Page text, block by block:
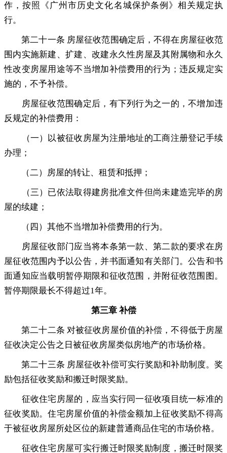
作 ，按照《广州市历史文化名城保护条例》相关规定执
行。
第二十一条 房屋征收范围确定后 ，不得在房屋征收范
围内实施新建、扩建、改建永久性房屋及其附属物和永久
性改变房屋用途等不当增加补偿费用的行为；违反规定实
施的 ， 不予补偿。
房屋征收范围确定后 ， 有下列行为之一的，不增加违
反规定的补偿费用：
（一）以被征收房屋为注册地址的工商注册登记手续
办理 ；
（二）房屋的转让、租赁和抵押 ；
（三）已依法取得建房批准文件但尚未建造完毕的房
屋的续建 ；
（四）其他不当增加补偿费用的行为。
房屋征收部门应当将本条第一款、第二款的要求在房
屋征收范围内予以公告， 并书面通知有关部门。公告和书
面通知应当载明暂停期限和征收范围 ， 并附征收范围图。
暂停期限最长不得超过1年。
第三章 补偿
第二十二条 对被征收房屋价值的补偿 ，不得低于房屋
征收决定公告之日被征收房屋类似房地产的市场价格。
第二十三条 房屋征收补偿可实行奖励和补助制度。奖
励包括征收奖励和搬迁时限奖励。
征收住宅房屋的 ， 应当实行同一征收项目统一标准的
征收奖励。住宅房屋价值的补偿金额加上征收奖励不得高
于被征收房屋所处区位的新建普通商品住宅的市场价格。
征收住宅房屋可实行搬迁时限奖励制度 ， 搬迁时限奖